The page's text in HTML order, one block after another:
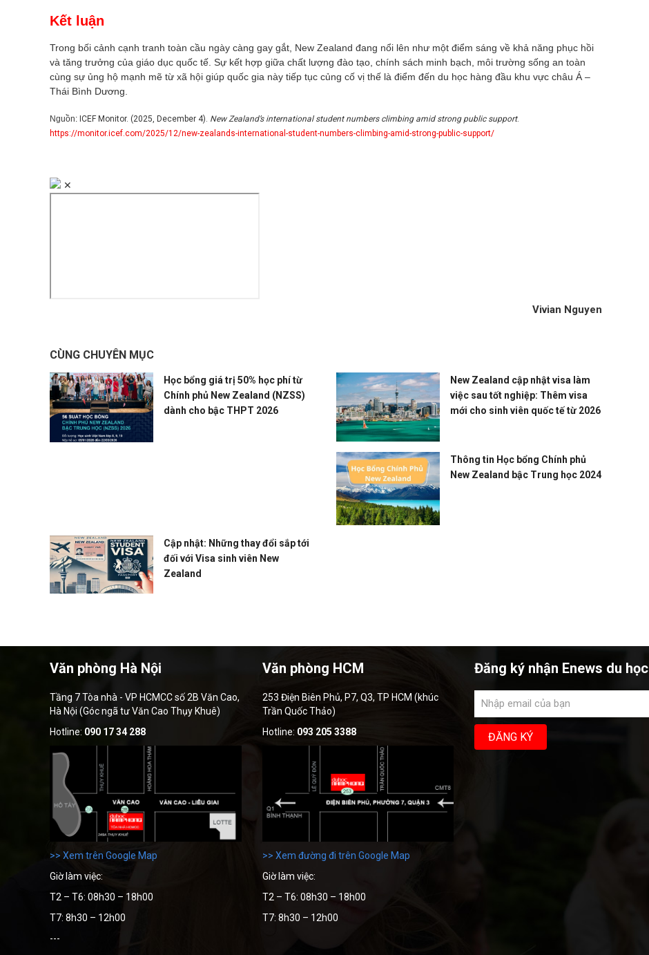
Kết luận
Trong bối cảnh cạnh tranh toàn cầu ngày càng gay gắt, New Zealand đang nổi lên như một điểm sáng về khả năng phục hồi
và tăng trưởng của giáo dục quốc tế. Sự kết hợp giữa chất lượng đào tạo, chính sách minh bạch, môi trường sống an toàn
cùng sự ủng hộ mạnh mẽ từ xã hội giúp quốc gia này tiếp tục củng cố vị thế là điểm đến du học hàng đầu khu vực châu Á –
Thái Bình Dương.
Nguồn: ICEF Monitor. (2025, December 4). New Zealand’s international student numbers climbing amid strong public support.
https://monitor.icef.com/2025/12/new-zealands-international-student-numbers-climbing-amid-strong-public-support/
✕
Vivian Nguyen
CÙNG CHUYÊN MỤC
Học bổng giá trị 50% học phí từ
Chính phủ New Zealand (NZSS)
dành cho bậc THPT 2026
New Zealand cập nhật visa làm
việc sau tốt nghiệp: Thêm visa
mới cho sinh viên quốc tế từ 2026
Thông tin Học bổng Chính phủ
New Zealand bậc Trung học 2024
Cập nhật: Những thay đổi sắp tới
đối với Visa sinh viên New
Zealand
Văn phòng Hà Nội
Tầng 7 Tòa nhà - VP HCMCC số 2B Văn Cao,
Hà Nội (Góc ngã tư Văn Cao Thụy Khuê)
Hotline: 090 17 34 288
>> Xem trên Google Map
Giờ làm việc:
T2 – T6: 08h30 – 18h00
T7: 8h30 – 12h00
---
Văn phòng HCM
253 Điện Biên Phủ, P7, Q3, TP HCM (khúc
Trần Quốc Thảo)
Hotline: 093 205 3388
>> Xem đường đi trên Google Map
Giờ làm việc:
T2 – T6: 08h30 – 18h00
T7: 8h30 – 12h00
Đăng ký nhận Enews du học